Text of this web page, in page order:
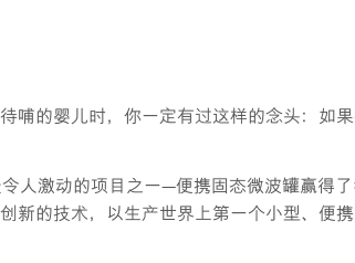
哺的婴儿时，你一定有过这样的念头：如
人激动的项目之一—便携固态微波罐赢得
新的技术，以生产世界上第一个小型、便